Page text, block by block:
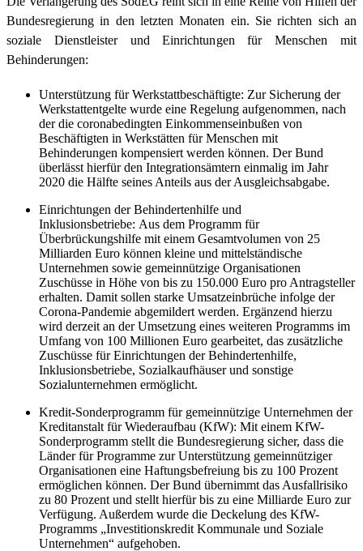
Bundesregierung in den letzten Monaten ein. Sie richten sich an
soziale Dienstleister und Einrichtungen für Menschen mit
Behinderungen:
Unterstützung für Werkstattbeschäftigte: Zur Sicherung der
Werkstattentgelte wurde eine Regelung aufgenommen, nach
der die coronabedingten Einkommenseinbußen von
Beschäftigten in Werkstätten für Menschen mit
Behinderungen kompensiert werden können. Der Bund
überlässt hierfür den Integrationsämtern einmalig im Jahr
2020 die Hälfte seines Anteils aus der Ausgleichsabgabe.
Einrichtungen der Behindertenhilfe und
Inklusionsbetriebe: Aus dem Programm für
Überbrückungshilfe mit einem Gesamtvolumen von 25
Milliarden Euro können kleine und mittelständische
Unternehmen sowie gemeinnützige Organisationen
Zuschüsse in Höhe von bis zu 150.000 Euro pro Antragsteller
erhalten. Damit sollen starke Umsatzeinbrüche infolge der
Corona-Pandemie abgemildert werden. Ergänzend hierzu
wird derzeit an der Umsetzung eines weiteren Programms im
Umfang von 100 Millionen Euro gearbeitet, das zusätzliche
Zuschüsse für Einrichtungen der Behindertenhilfe,
Inklusionsbetriebe, Sozialkaufhäuser und sonstige
Sozialunternehmen ermöglicht.
Kredit-Sonderprogramm für gemeinnützige Unternehmen der
Kreditanstalt für Wiederaufbau (KfW): Mit einem KfW-
Sonderprogramm stellt die Bundesregierung sicher, dass die
Länder für Programme zur Unterstützung gemeinnütziger
Organisationen eine Haftungsbefreiung bis zu 100 Prozent
ermöglichen können. Der Bund übernimmt das Ausfallrisiko
zu 80 Prozent und stellt hierfür bis zu eine Milliarde Euro zur
Verfügung. Außerdem wurde die Deckelung des KfW-
Programms „Investitionskredit Kommunale und Soziale
Unternehmen“ aufgehoben.